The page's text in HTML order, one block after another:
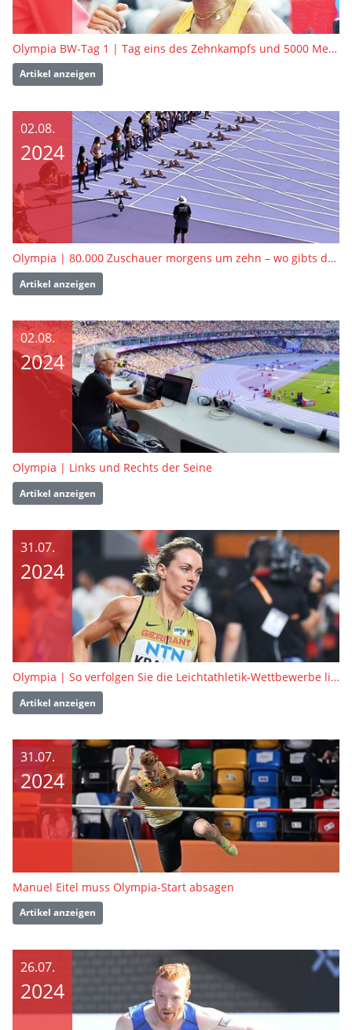
Olympia BW-Tag 1 | Tag eins des Zehnkampfs und 5000 Meter-Vorläufe
Artikel anzeigen
02.08.
2024
Olympia | 80.000 Zuschauer morgens um zehn – wo gibts denn sowas?
Artikel anzeigen
02.08.
2024
Olympia | Links und Rechts der Seine
Artikel anzeigen
31.07.
2024
Olympia | So verfolgen Sie die Leichtathletik-Wettbewerbe live
Artikel anzeigen
31.07.
2024
Manuel Eitel muss Olympia-Start absagen
Artikel anzeigen
26.07.
2024